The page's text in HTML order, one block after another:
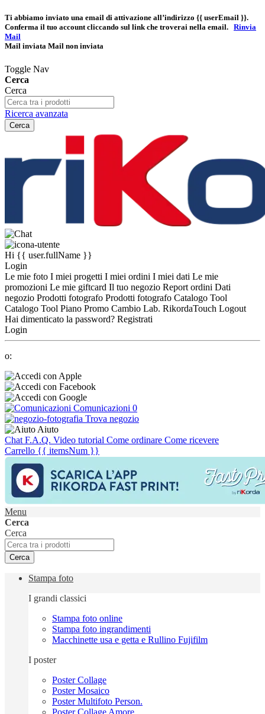
Ti abbiamo inviato una email di attivazione all’indirizzo {{ userEmail }}.
Conferma il tuo account cliccando sul link che troverai nella email. Rinvia
Mail
Mail inviata Mail non inviata
Toggle Nav
Cerca
Cerca
Ricerca avanzata
Cerca
Hi {{ user.fullName }}
Login
Le mie foto I miei progetti I miei ordini I miei dati Le mie
promozioni Le mie giftcard Il tuo negozio Report ordini Dati
negozio Prodotti fotografo Prodotti fotografo Catalogo Tool
Catalogo Tool Piano Promo Cambio Lab. RikordaTouch Logout
Hai dimenticato la password? Registrati
Login
o:
Comunicazioni 0
Trova negozio
Aiuto
Chat F.A.Q. Video tutorial Come ordinare Come ricevere
Carrello {{ itemsNum }}
Menu
Cerca
Cerca
Cerca
Stampa foto
I grandi classici
Stampa foto online
Stampa foto ingrandimenti
Macchinette usa e getta e Rullino Fujifilm
I poster
Poster Collage
Poster Mosaico
Poster Multifoto Person.